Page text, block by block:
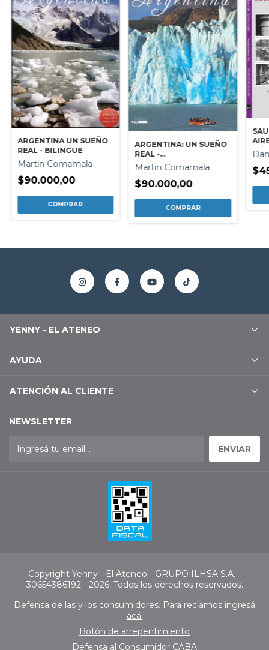
ARGENTINA UN SUEÑO
REAL - BILINGUE
Martin Comamala
$90.000,00
ARGENTINA: UN SUEÑO
REAL -
ESPAÑOL/FRANCES
Martin Comamala
$90.000,00
YENNY - EL ATENEO
AYUDA
ATENCIÓN AL CLIENTE
NEWSLETTER
Copyright Yenny - El Ateneo - GRUPO ILHSA S.A. -
30654386192 - 2026. Todos los derechos reservados.
Defensa de las y los consumidores. Para reclamos ingresá
acá.
Botón de arrepentimiento
Defensa al Consumidor CABA